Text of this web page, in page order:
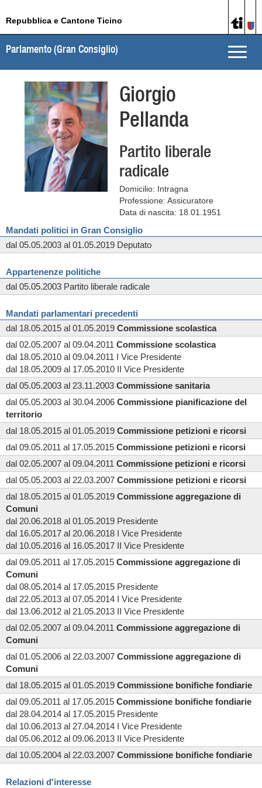
Repubblica e Cantone Ticino
Toggle
Parlamento (Gran Consiglio)
Giorgio
Pellanda
Partito liberale
radicale
Domicilio: Intragna
Professione: Assicuratore
Data di nascita: 18.01.1951
Mandati politici in Gran Consiglio
dal 05.05.2003 al 01.05.2019 Deputato
Appartenenze politiche
dal 05.05.2003 Partito liberale radicale
Mandati parlamentari precedenti
dal 18.05.2015 al 01.05.2019 Commissione scolastica
dal 02.05.2007 al 09.04.2011 Commissione scolastica
dal 18.05.2010 al 09.04.2011 I Vice Presidente
dal 18.05.2009 al 17.05.2010 II Vice Presidente
dal 05.05.2003 al 23.11.2003 Commissione sanitaria
dal 05.05.2003 al 30.04.2006 Commissione pianificazione del
territorio
dal 18.05.2015 al 01.05.2019 Commissione petizioni e ricorsi
dal 09.05.2011 al 17.05.2015 Commissione petizioni e ricorsi
dal 02.05.2007 al 09.04.2011 Commissione petizioni e ricorsi
dal 05.05.2003 al 22.03.2007 Commissione petizioni e ricorsi
dal 18.05.2015 al 01.05.2019 Commissione aggregazione di
Comuni
dal 20.06.2018 al 01.05.2019 Presidente
dal 16.05.2017 al 20.06.2018 I Vice Presidente
dal 10.05.2016 al 16.05.2017 II Vice Presidente
dal 09.05.2011 al 17.05.2015 Commissione aggregazione di
Comuni
dal 08.05.2014 al 17.05.2015 Presidente
dal 22.05.2013 al 07.05.2014 I Vice Presidente
dal 13.06.2012 al 21.05.2013 II Vice Presidente
dal 02.05.2007 al 09.04.2011 Commissione aggregazione di
Comuni
dal 01.05.2006 al 22.03.2007 Commissione aggregazione di
Comuni
dal 18.05.2015 al 01.05.2019 Commissione bonifiche fondiarie
dal 09.05.2011 al 17.05.2015 Commissione bonifiche fondiarie
dal 28.04.2014 al 17.05.2015 Presidente
dal 10.06.2013 al 27.04.2014 I Vice Presidente
dal 05.06.2012 al 09.06.2013 II Vice Presidente
dal 10.05.2004 al 22.03.2007 Commissione bonifiche fondiarie
Relazioni d'interesse